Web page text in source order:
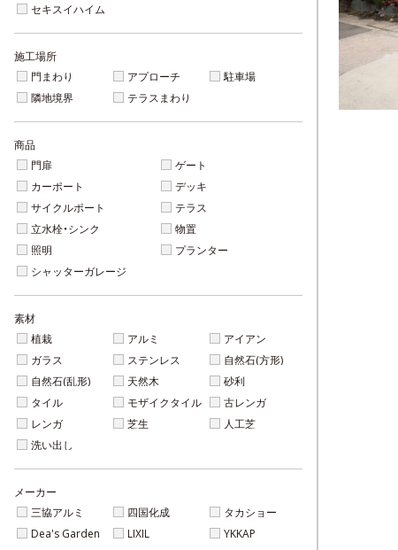
セキスイハイム
施工場所
門まわり
アプローチ
駐車場
隣地境界
テラスまわり
商品
門扉
ゲート
カーポート
デッキ
サイクルポート
テラス
立水栓・シンク
物置
照明
プランター
シャッターガレージ
素材
植栽
アルミ
アイアン
ガラス
ステンレス
自然石(方形)
自然石(乱形)
天然木
砂利
タイル
モザイクタイル
古レンガ
レンガ
芝生
人工芝
洗い出し
メーカー
三協アルミ
四国化成
タカショー
Dea's Garden
LIXIL YKKAP